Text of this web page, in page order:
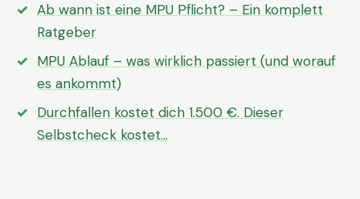
Ab wann ist eine MPU Pflicht? – Ein komplett
Ratgeber
MPU Ablauf – was wirklich passiert (und worauf
es ankommt)
Durchfallen kostet dich 1.500 €. Dieser
Selbstcheck kostet…